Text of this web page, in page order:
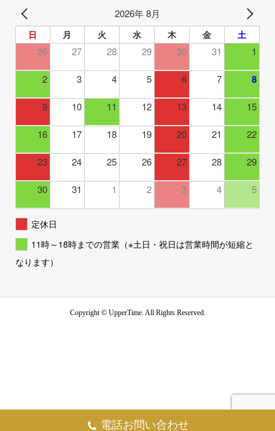
2026年 8月
日 月 火 水 木 金 土
26 27 28 29 30 31 1
2 3 4 5 6 7 8
9 10 11 12 13 14 15
16 17 18 19 20 21 22
23 24 25 26 27 28 29
30 31 1 2 3 4 5
定休日
11時～18時までの営業（※土日・祝日は営業時間が短縮と
なります）
Copyright ©UpperTime. All Rights Reserved.
電話お問い合わせ